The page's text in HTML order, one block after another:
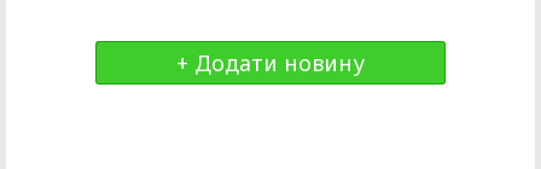
+ Додати новину